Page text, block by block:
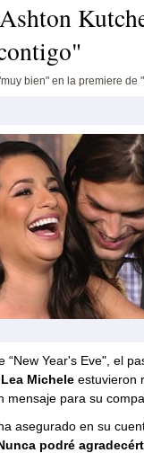
bien" en la premiere de
“New Year's Eve", el
Lea Micheleestuvieron
mensaje para su
asegurado en su
podré